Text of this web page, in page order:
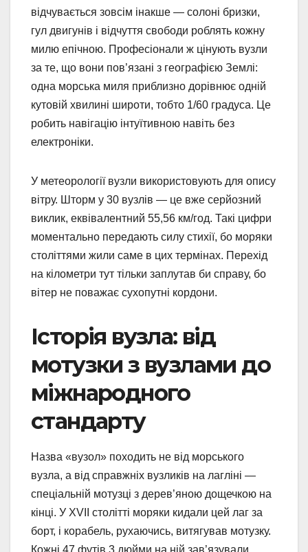
відчувається зовсім інакше — солоні бризки,
гул двигунів і відчуття свободи роблять кожну
милю епічною. Професіонали ж цінують вузли
за те, що вони пов’язані з географією Землі:
одна морська миля приблизно дорівнює одній
кутовій хвилині широти, тобто 1/60 градуса. Це
робить навігацію інтуїтивною навіть без
електроніки.
У метеорології вузли використовують для опису
вітру. Шторм у 30 вузлів — це вже серйозний
виклик, еквівалентний 55,56 км/год. Такі цифри
моментально передають силу стихії, бо моряки
століттями жили саме в цих термінах. Перехід
на кілометри тут тільки заплутав би справу, бо
вітер не поважає сухопутні кордони.
Історія вузла: від
мотузки з вузлами до
міжнародного
стандарту
Назва «вузол» походить не від морського
вузла, а від справжніх вузликів на лагліні —
спеціальній мотузці з дерев’яною дощечкою на
кінці. У XVII столітті моряки кидали цей лаг за
борт, і корабель, рухаючись, витягував мотузку.
Кожні 47 футів 3 дюйми на ній зав’язували